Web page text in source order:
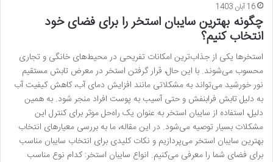
16 آبان 1403
چگونه بهترین سایبان استخر را برای فضای خود
انتخاب کنیم؟
استخرها یکی از جذاب‌ترین امکانات تفریحی در محیط‌های خانگی و تجاری
محسوب می‌شوند. با این حال، قرار گرفتن استخر در معرض تابش مستقیم
نور خورشید می‌تواند به مشکلاتی مانند افزایش دمای آب، کاهش کیفیت آب
به دلیل تابش فرابنفش و حتی آسیب به پوست افراد منجر شود. به همین
دلیل، استفاده از سایبان استخر به عنوان یک راه‌حل موثر برای کنترل این
مشکلات بسیار توصیه می‌شود. در این مقاله، ما به بررسی معیارهای انتخاب
بهترین سایبان استخر می‌پردازیم و نکات کلیدی برای انتخاب سایبان مناسب
برای فضای شما را معرفی می‌کنیم. انواع سایبان استخر: کدام نوع مناسب